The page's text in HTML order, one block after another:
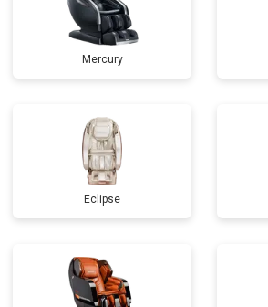
Mercury
Eclipse